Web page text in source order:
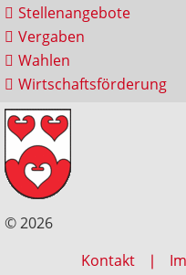
Stellenangebote
Vergaben
Wahlen
Wirtschaftsförderung
© 2026
Kontakt